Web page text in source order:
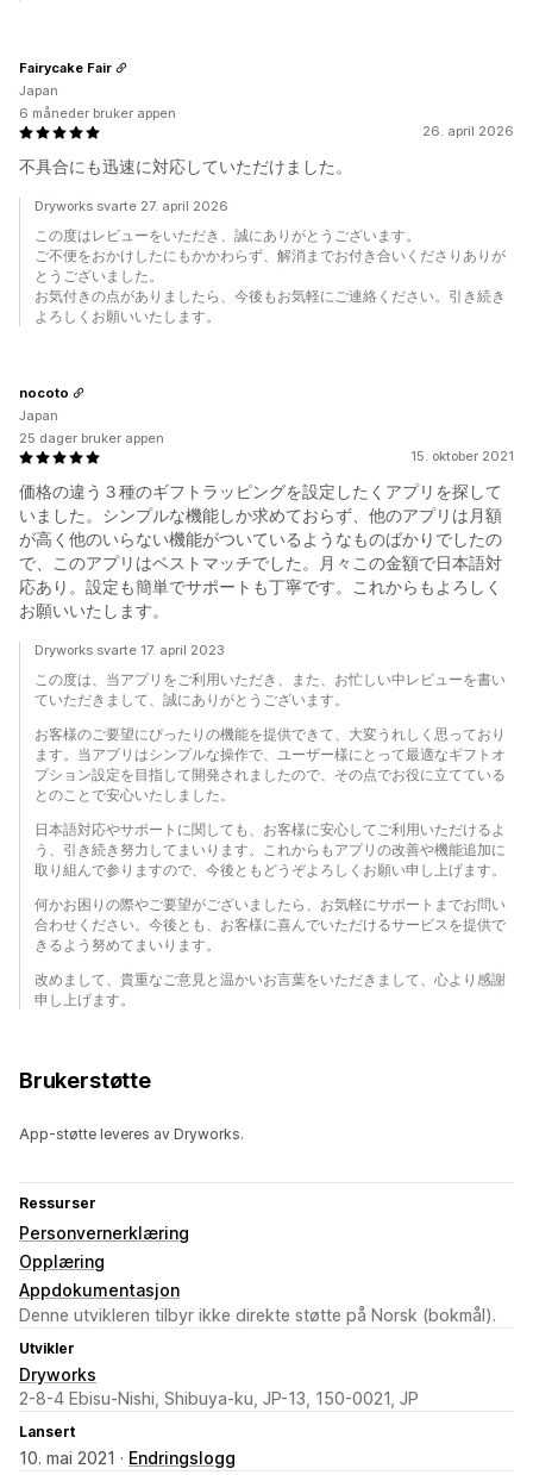
26. april 2026
不具合にも迅速に対応していただけました。
Fairycake Fair
Japan
6 måneder bruker appen
Dryworks svarte 27. april 2026
この度はレビューをいただき、誠にありがとうございます。
ご不便をおかけしたにもかかわらず、解消までお付き合いくださりありが
とうございました。
お気付きの点がありましたら、今後もお気軽にご連絡ください。引き続き
よろしくお願いいたします。
15. oktober 2021
価格の違う３種のギフトラッピングを設定したくアプリを探して
いました。シンプルな機能しか求めておらず、他のアプリは月額
が高く他のいらない機能がついているようなものばかりでしたの
で、このアプリはベストマッチでした。月々この金額で日本語対
応あり。設定も簡単でサポートも丁寧です。これからもよろしく
お願いいたします。
nocoto
Japan
25 dager bruker appen
Dryworks svarte 17. april 2023
この度は、当アプリをご利用いただき、また、お忙しい中レビューを書い
ていただきまして、誠にありがとうございます。
お客様のご要望にぴったりの機能を提供できて、大変うれしく思っており
ます。当アプリはシンプルな操作で、ユーザー様にとって最適なギフトオ
プション設定を目指して開発されましたので、その点でお役に立てている
とのことで安心いたしました。
日本語対応やサポートに関しても、お客様に安心してご利用いただけるよ
う、引き続き努力してまいります。これからもアプリの改善や機能追加に
取り組んで参りますので、今後ともどうぞよろしくお願い申し上げます。
何かお困りの際やご要望がございましたら、お気軽にサポートまでお問い
合わせください。今後とも、お客様に喜んでいただけるサービスを提供で
きるよう努めてまいります。
改めまして、貴重なご意見と温かいお言葉をいただきまして、心より感謝
申し上げます。
Brukerstøtte
App-støtte leveres av Dryworks.
Ressurser
Personvernerklæring
Opplæring
Appdokumentasjon
Denne utvikleren tilbyr ikke direkte støtte på Norsk (bokmål).
Utvikler
Dryworks
2-8-4 Ebisu-Nishi, Shibuya-ku, JP-13, 150-0021, JP
Lansert
10. mai 2021 · Endringslogg